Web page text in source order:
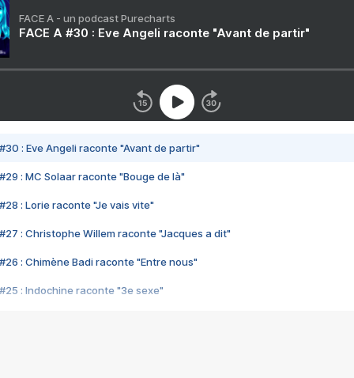
FACE A - un podcast Purecharts
FACE A #30 : Eve Angeli raconte "Avant de partir"
#30 : Eve Angeli raconte "Avant de partir"
#29 : MC Solaar raconte "Bouge de là"
#28 : Lorie raconte "Je vais vite"
#27 : Christophe Willem raconte "Jacques a dit"
#26 : Chimène Badi raconte "Entre nous"
#25 : Indochine raconte "3e sexe"